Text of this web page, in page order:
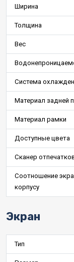
Ширина
Толщина
Вес
Система
Материал задней
Материал рамки
Доступные цвета
Сканер
Соотношение
корпусу
Экран
Тип